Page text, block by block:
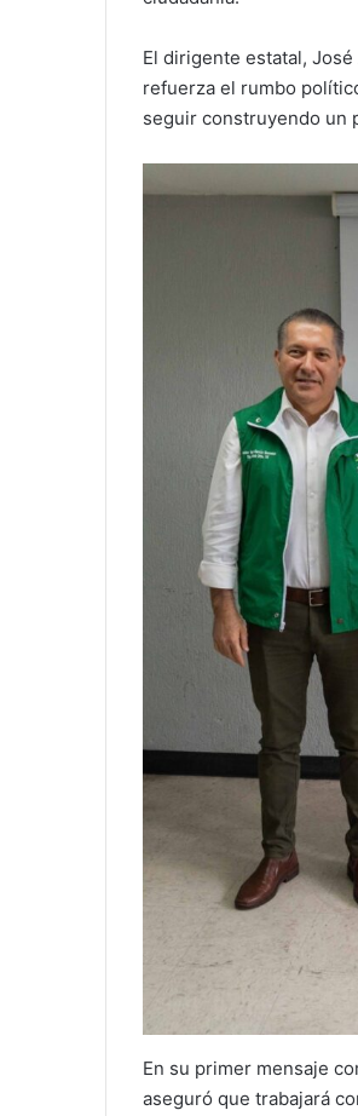
El dirigente estatal,
refuerza el rumbo
seguir construyendo un
En su primer mensaje
aseguró que trabajará